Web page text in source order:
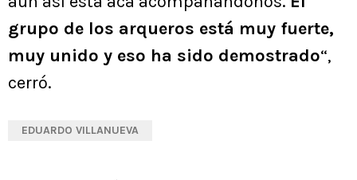
grupo de los arqueros está muy fuerte,
muy unido y eso ha sido demostrado“,
cerró.
EDUARDO VILLANUEVA